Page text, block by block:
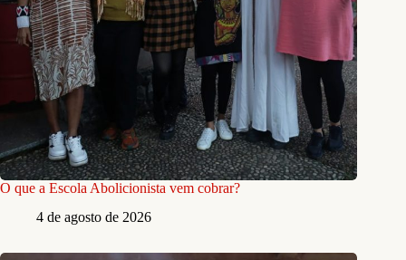
O que a Escola Abolicionista vem cobrar?
4 de agosto de 2026